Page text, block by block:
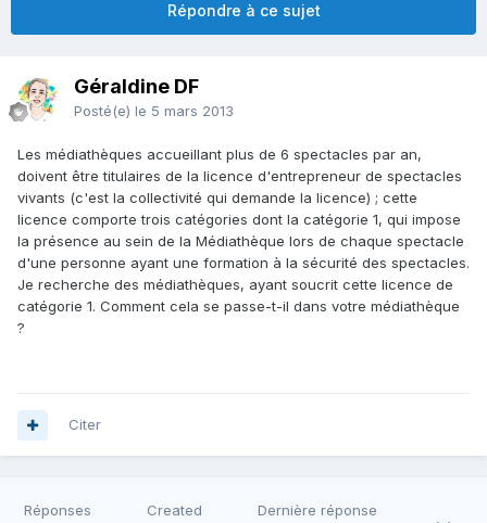
Répondre à ce sujet
Géraldine DF
Posté(e) le 5 mars 2013
Les médiathèques accueillant plus de 6 spectacles par an,
doivent être titulaires de la licence d'entrepreneur de spectacles
vivants (c'est la collectivité qui demande la licence) ; cette
licence comporte trois catégories dont la catégorie 1, qui impose
la présence au sein de la Médiathèque lors de chaque spectacle
d'une personne ayant une formation à la sécurité des spectacles.
Je recherche des médiathèques, ayant soucrit cette licence de
catégorie 1. Comment cela se passe-t-il dans votre médiathèque
?
Citer
Réponses Created Dernière réponse